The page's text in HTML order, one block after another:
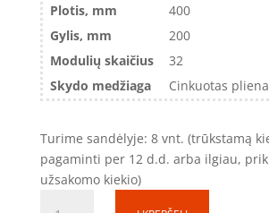
Plotis, mm
400
Gylis, mm
200
Modulių skaičius
32
Skydo medžiaga
Cinkuotas
Turime sandėlyje: 8 vnt. (trūkstamą
pagaminti per 12 d.d. arba ilgiau,
užsakomo kiekio)